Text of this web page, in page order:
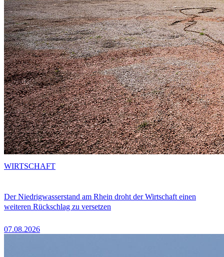
Der Niedrigwasserstand am Rhein droht der Wirtschaft einen
weiteren Rückschlag zu versetzen
07.08.2026
WIRTSCHAFT